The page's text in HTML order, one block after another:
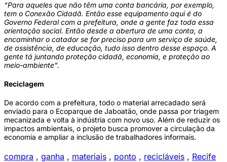
“Para aqueles que não têm uma conta bancária, por exemplo,
tem o Conexão Cidadã. Então esse equipamento aqui é do
Governo Federal com a prefeitura, onde a gente faz toda essa
orientação social. Então desde a abertura de uma conta, a
encaminhar o catador se for preciso para um serviço de saúde,
de assistência, de educação, tudo isso dentro desse espaço. A
gente tá juntando proteção cidadã, economia, e proteção ao
meio-ambiente”.
Reciclagem
De acordo com a prefeitura, todo o material arrecadado será
enviado para o Ecoparque de Jaboatão, onde passa por triagem
mecanizada e volta à indústria com novo uso. Além de reduzir os
impactos ambientais, o projeto busca promover a circulação da
economia e ampliar a inclusão de trabalhadores informais.
compra , ganha , materiais , ponto , recicláveis , Recife